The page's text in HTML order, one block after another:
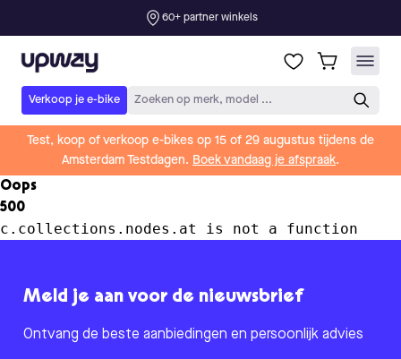
60+ partner winkels
Upway
Verkoop je e-bike Zoeken op merk, model ...
Test, koop of verkoop e-bikes op 15 of 29 augustus tijdens de
Amsterdam Testdagen. Boek vandaag je afspraak.
Oops
500
c.collections.nodes.at is not a function
Meld je aan voor de nieuwsbrief
Ontvang de beste aanbiedingen en persoonlijk advies